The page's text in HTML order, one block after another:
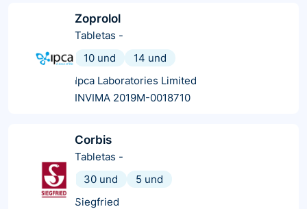
Zoprolol
Tabletas -
10 und
14 und
Ipca Laboratories Limited
INVIMA 2019M-0018710
Corbis
Tabletas -
30 und
5 und
Siegfried